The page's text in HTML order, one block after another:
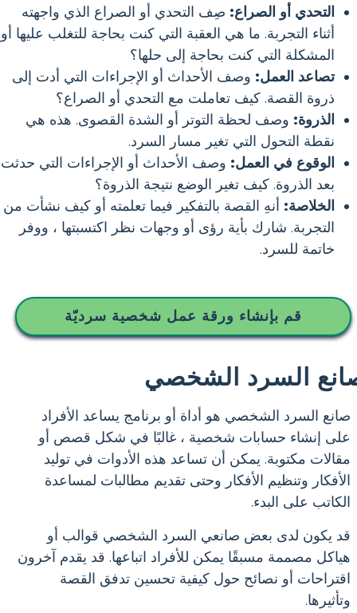
التحدي أو الصراع: صِف التحدي أو الصراع الذي واجهته
أثناء التجربة. ما هي العقبة التي كنت بحاجة للتغلب عليها أو
المشكلة التي كنت بحاجة إلى حلها؟
تصاعد العمل: وصف الأحداث أو الإجراءات التي أدت إلى
ذروة القصة. كيف تعاملت مع التحدي أو الصراع؟
الذروة: وصف لحظة التوتر أو الشدة القصوى. هذه هي
نقطة التحول التي تغير مسار السرد.
الوقوع في العمل: وصف الأحداث أو الإجراءات التي حدثت
بعد الذروة. كيف تغير الوضع نتيجة الذروة؟
الخلاصة: أنهِ القصة بالتفكير فيما تعلمته أو كيف نشأت من
التجربة. شارك بأية رؤى أو وجهات نظر اكتسبتها ، ووفر
خاتمة للسرد.
قم بإنشاء ورقة عمل شخصية سرديّة
السرد الشخصي
صانع السرد الشخصي هو أداة أو برنامج يساعد الأفراد
على إنشاء حسابات شخصية ، غالبًا في شكل قصص أو
مقالات مكتوبة. يمكن أن تساعد هذه الأدوات في توليد
الأفكار وتنظيم الأفكار وحتى تقديم مطالبات لمساعدة
الكاتب على البدء.
قد يكون لدى بعض صانعي السرد الشخصي قوالب أو
هياكل مصممة مسبقًا يمكن للأفراد اتباعها. قد يقدم آخرون
اقتراحات أو نصائح حول كيفية تحسين تدفق القصة
وتأثيرها.